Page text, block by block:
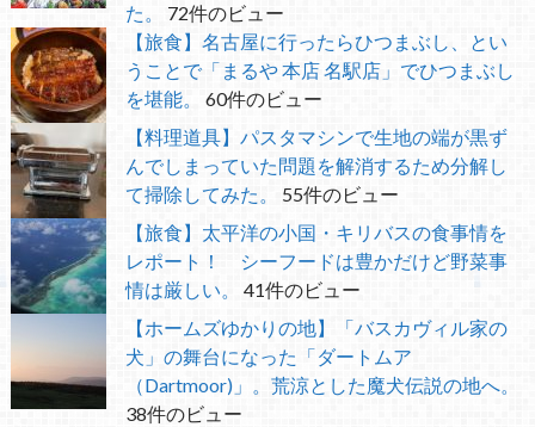
た。
72件のビュー
【旅食】名古屋に行ったらひつまぶし、とい
うことで「まるや 本店 名駅店」でひつまぶし
を堪能。
60件のビュー
【料理道具】パスタマシンで生地の端が黒ず
んでしまっていた問題を解消するため分解し
て掃除してみた。
55件のビュー
【旅食】太平洋の小国・キリバスの食事情を
レポート！ シーフードは豊かだけど野菜事
情は厳しい。
41件のビュー
【ホームズゆかりの地】「バスカヴィル家の
犬」の舞台になった「ダートムア
（Dartmoor)」。荒涼とした魔犬伝説の地へ。
38件のビュー